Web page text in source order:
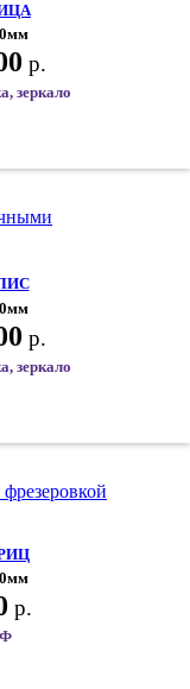
р.
зеркало
р.
зеркало
р.